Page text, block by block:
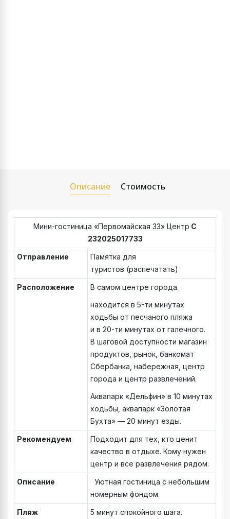
Описание Стоимость
Мини-гостиница «Первомайская 33» Центр С
232025017733
Отправление
Памятка для
туристов (распечатать)
Расположение
В самом центре города.
находится в 5-ти минутах
ходьбы от песчаного пляжа
и в 20-ти минутах от галечного.
В шаговой доступности магазин
продуктов, рынок, банкомат
Сбербанка, набережная, центр
города и центр развлечений.
Аквапарк «Дельфин» в 10 минутах
ходьбы, аквапарк «Золотая
Бухта» — 20 минут езды.
Рекомендуем
Подходит для тех, кто ценит
качество в отдыхе. Кому нужен
центр и все развлечения рядом.
Описание
Уютная гостиница с небольшим
номерным фондом.
Пляж
5 минут спокойного шага.